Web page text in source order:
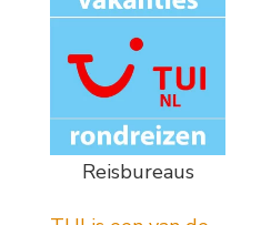
Reisbureaus